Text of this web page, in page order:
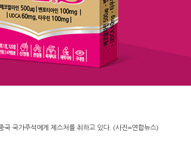
국가주석에게 제스처를 취하고 있다. (사진=연합뉴스)